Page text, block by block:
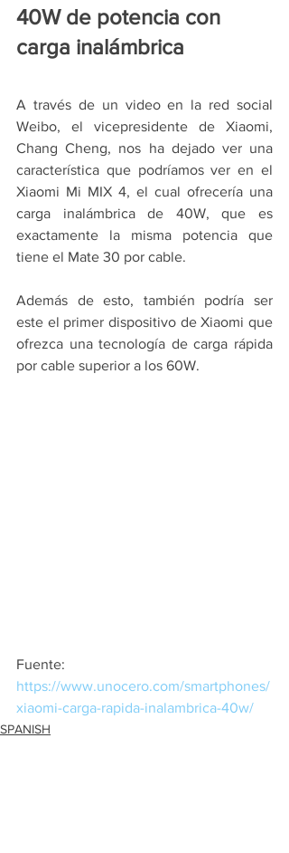
40W de potencia con
carga inalámbrica
A través de un video en la red social
Weibo, el vicepresidente de Xiaomi,
Chang Cheng, nos ha dejado ver una
característica que podríamos ver en el
Xiaomi Mi MIX 4, el cual ofrecería una
carga inalámbrica de 40W, que es
exactamente la misma potencia que
tiene el Mate 30 por cable.
Además de esto, también podría ser
este el primer dispositivo de Xiaomi que
ofrezca una tecnología de carga rápida
por cable superior a los 60W.
Fuente:
https://www.unocero.com/smartphones/
xiaomi-carga-rapida-inalambrica-40w/
SPANISH